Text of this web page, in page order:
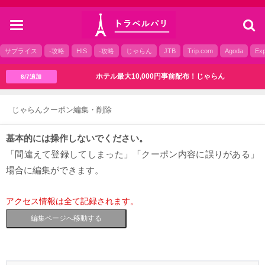
toggle
サプライス -攻略 HIS -攻略 じゃらん JTB Trip.com Agoda
8/7追加 ホテル最大10,000円事前配布！じゃらん
じゃらんクーポン編集・削除
基本的には操作しないでください。
「間違えて登録してしまった」「クーポン内容に誤りがある」
場合に編集ができます。
アクセス情報は全て記録されます。
編集ページへ移動する